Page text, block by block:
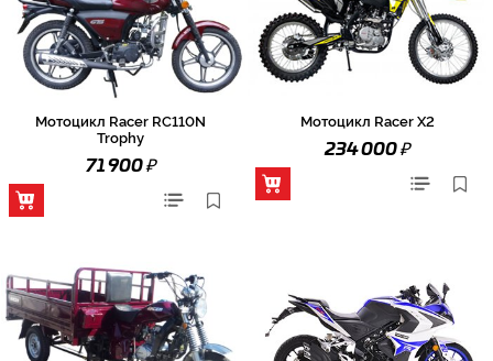
Мотоцикл Racer RC110N
Trophy
71 900₽
Мотоцикл Racer X2
234 000₽